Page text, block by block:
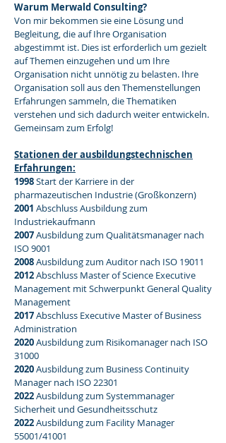
Warum Merwald Consulting?
Von mir bekommen sie eine Lösung und
Begleitung, die auf Ihre Organisation
abgestimmt ist. Dies ist erforderlich um gezielt
auf Themen einzugehen und um Ihre
Organisation nicht unnötig zu belasten. Ihre
Organisation soll aus den Themenstellungen
Erfahrungen sammeln, die Thematiken
verstehen und sich dadurch weiter entwickeln.
Gemeinsam zum Erfolg!
Stationen der ausbildungstechnischen
Erfahrungen:
1998Start der Karriere in der
pharmazeutischen Industrie (Großkonzern)
2001 Abschluss Ausbildung zum
Industriekaufmann
2007Ausbildung zum Qualitätsmanager nach
ISO 9001
2008Ausbildung zum Auditor nach ISO 19011
2012Abschluss Master of Science Executive
Management mit Schwerpunkt General Quality
Management
2017Abschluss Executive Master of Business
Administration
2020Ausbildung zum Risikomanager nach ISO
31000
2020Ausbildung zum Business Continuity
Manager nach ISO 22301
2022Ausbildung zum Systemmanager
Sicherheit und Gesundheitsschutz
2022Ausbildung zum Facility Manager
55001/41001